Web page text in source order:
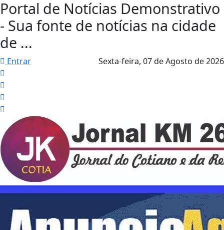
Portal de Notícias Demonstrativo
- Sua fonte de notícias na cidade
de ...
Entrar Sexta-feira, 07 de Agosto de 2026